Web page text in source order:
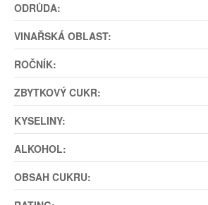
ODRŮDA:
VINAŘSKÁ OBLAST:
ROČNÍK:
ZBYTKOVÝ CUKR:
KYSELINY:
ALKOHOL:
OBSAH CUKRU: